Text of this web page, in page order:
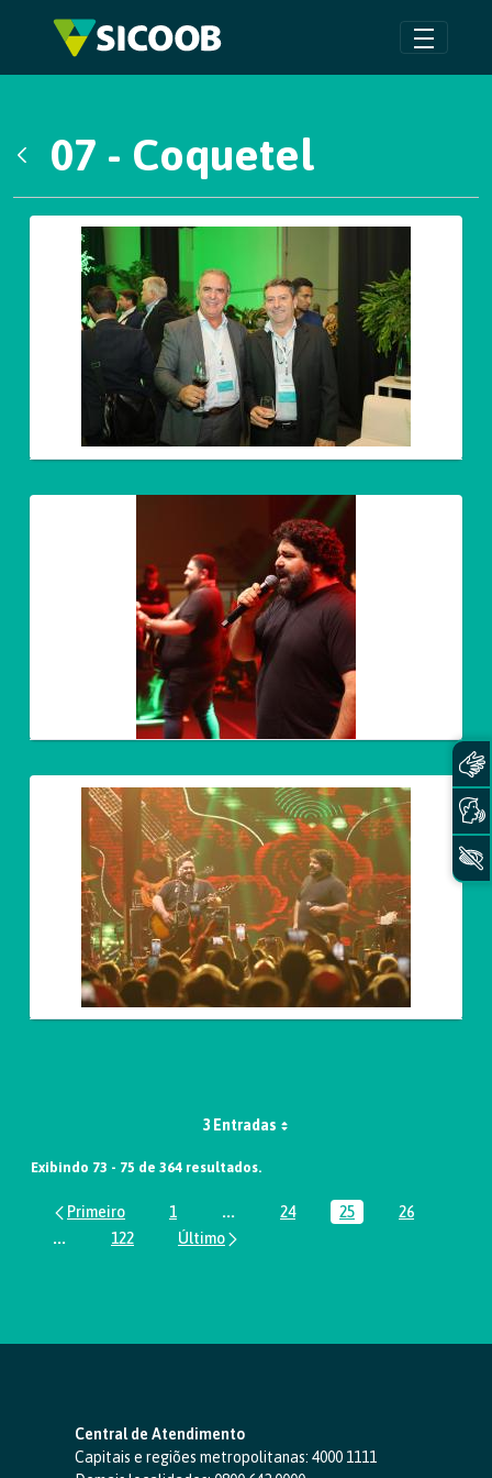
Pular para o Conteúdo principal
07 - Coquetel
Galeria de Mídias
3 Entradas
Exibindo 73 - 75 de 364 resultados.
Página
1 ...Páginas intermediárias Usar ABA
Página
24 Página
25 Página
26
...Páginas intermediárias Usar ABA para navegar.
Página
122
Central de Atendimento
Capitais e regiões metropolitanas: 4000 1111